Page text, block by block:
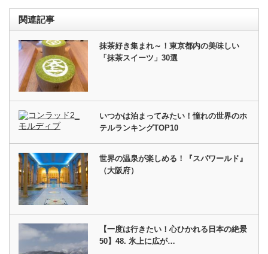
関連記事
抹茶好き集まれ～！東京都内の美味しい
「抹茶スイーツ」30選
いつかは泊まってみたい！憧れの世界のホ
テルランキングTOP10
世界の温泉が楽しめる！『スパワールド』
（大阪府）
【一度は行きたい！心ひかれる日本の絶景
50】48. 氷上に広が…